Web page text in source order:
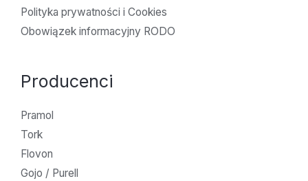
Polityka prywatności i Cookies
Obowiązek informacyjny RODO
Producenci
Pramol
Tork
Flovon
Gojo / Purell